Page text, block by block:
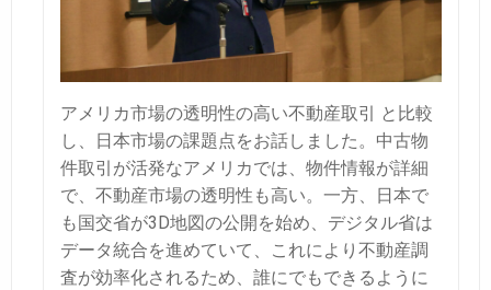
アメリカ市場の透明性の高い不動産取引 と比較
し、日本市場の課題点をお話しました。 中古物
件取引が活発なアメリカでは、物件情報が詳細
で、不動産市場の透明性も高い。 一方、日本で
も国交省が3D地図の公開を始め、デジタル省は
データ統合を進めていて、
これにより不動産調
査が効率化されるため、誰にでもできるように